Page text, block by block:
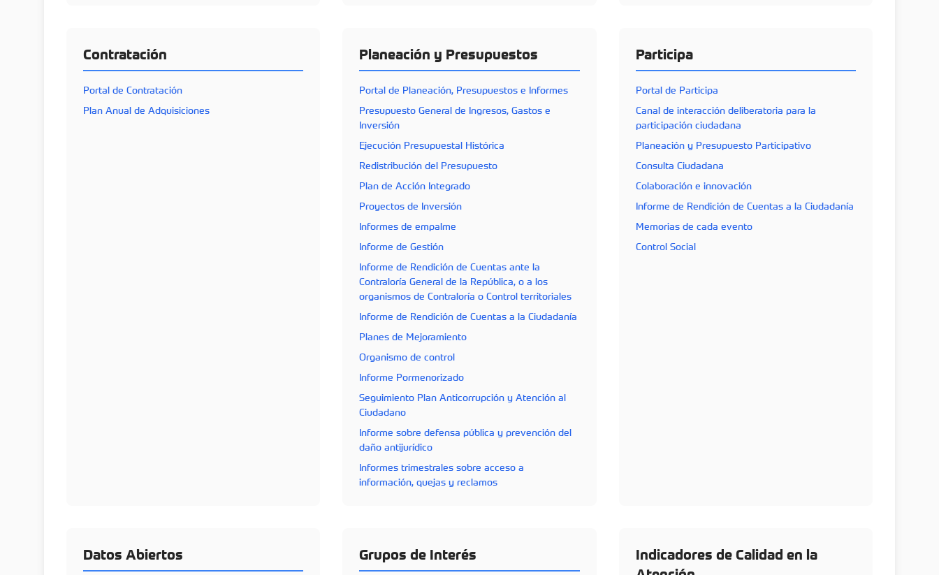
Contratación
Portal de Contratación
Plan Anual de Adquisiciones
Planeación y Presupuestos
Portal de Planeación, Presupuestos e Informes
Presupuesto General de Ingresos, Gastos e
Inversión
Ejecución Presupuestal Histórica
Redistribución del Presupuesto
Plan de Acción Integrado
Proyectos de Inversión
Informes de empalme
Informe de Gestión
Informe de Rendición de Cuentas ante la
Contraloría General de la República, o a los
organismos de Contraloría o Control territoriales
Informe de Rendición de Cuentas a la Ciudadanía
Planes de Mejoramiento
Organismo de control
Informe Pormenorizado
Seguimiento Plan Anticorrupción y Atención al
Ciudadano
Informe sobre defensa pública y prevención del
daño antijurídico
Informes trimestrales sobre acceso a
información, quejas y reclamos
Participa
Portal de Participa
Canal de interacción deliberatoria para la
participación ciudadana
Planeación y Presupuesto Participativo
Consulta Ciudadana
Colaboración e innovación
Informe de Rendición de Cuentas a la Ciudadanía
Memorias de cada evento
Control Social
Datos Abiertos Grupos de Interés
Indicadores de Calidad en la